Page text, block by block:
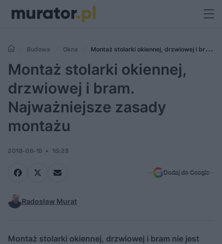
Budowa Okna
Montaż stolarki okiennej, drzwiowej i bram.
Najważniejsze zasady montażu
Montaż stolarki okiennej,
drzwiowej i bram.
Najważniejsze zasady
montażu
2018-06-15 15:23
Dodaj do Google
Radosław Murat
Montaż stolarki okiennej, drzwiowej i bram nie jest